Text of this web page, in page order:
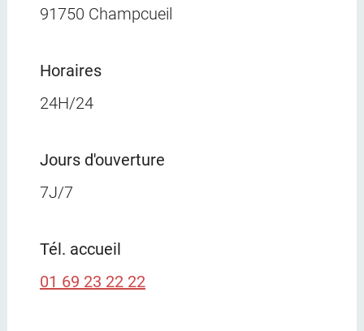
91750 Champcueil
Horaires
24H/24
Jours d'ouverture
7J/7
Tél. accueil
01 69 23 22 22